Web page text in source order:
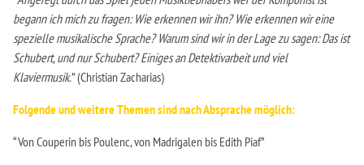
begann ich mich zu fragen: Wie erkennen wir ihn? Wie erkennen wir eine
spezielle musikalische Sprache? Warum sind wir in der Lage zu sagen: Das ist
Schubert, und nur Schubert? Einiges an Detektivarbeit und viel
Klaviermusik.” (Christian Zacharias)
Folgende und weitere Themen sind nach Absprache möglich:
“Von Couperin bis Poulenc, von Madrigalen bis Edith Piaf”